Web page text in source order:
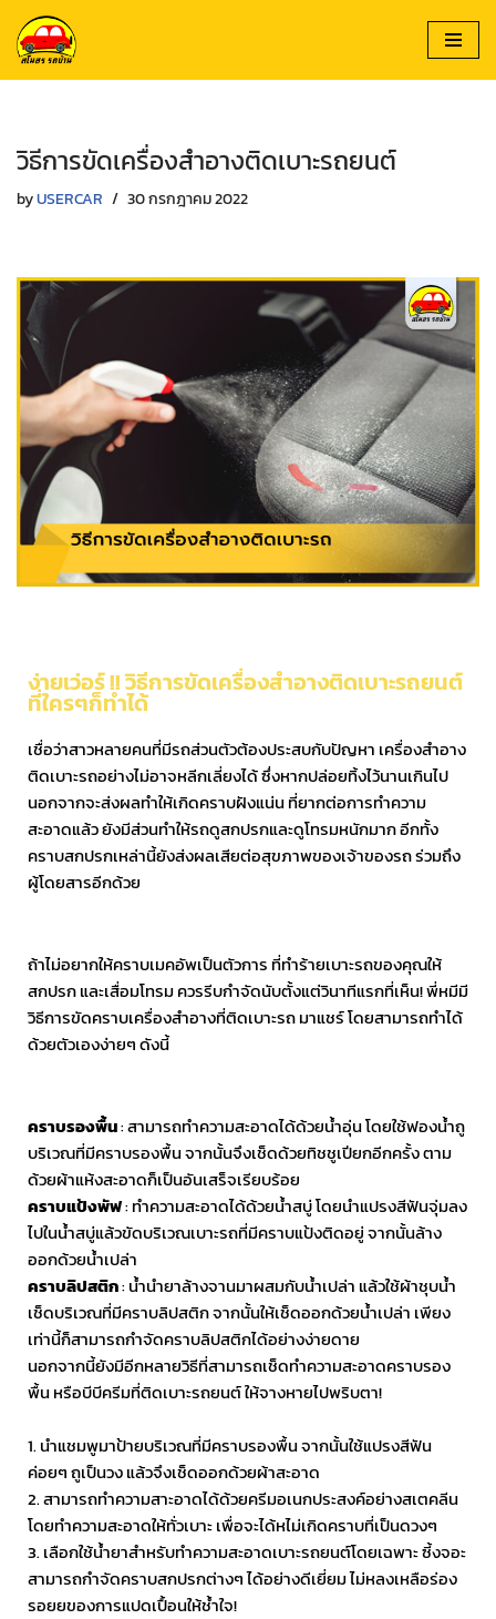
Skip
to
วิธีการขัดเครื่องสำอางติดเบาะรถยนต์
byUSERCAR 30 กรกฎาคม 2022
ง่ายเว่อร์ !! วิธีการขัดเครื่องสำอางติดเบาะรถยนต์
ที่ใครๆก็ทำได้
เชื่อว่าสาวหลายคนที่มีรถส่วนตัวต้องประสบกับปัญหา เครื่องสำอาง
ติดเบาะรถอย่างไม่อาจหลีกเลี่ยงได้ ซึ่งหากปล่อยทิ้งไว้นานเกินไป
นอกจากจะส่งผลทำให้เกิดคราบฝังแน่น ที่ยากต่อการทำความ
สะอาดแล้ว ยังมีส่วนทำให้รถดูสกปรกและดูโทรมหนักมาก อีกทั้ง
คราบสกปรกเหล่านี้ยังส่งผลเสียต่อสุขภาพของเจ้าของรถ ร่วมถึง
ผู้โดยสารอีกด้วย
ถ้าไม่อยากให้คราบเมคอัพเป็นตัวการ ที่ทำร้ายเบาะรถของคุณให้
สกปรก และเสื่อมโทรม ควรรีบกำจัดนับตั้งแต่วินาทีแรกที่เห็น! พี่หมีมี
วิธีการขัดคราบเครื่องสำอางที่ติดเบาะรถ มาแชร์ โดยสามารถทำได้
ด้วยตัวเองง่ายๆ ดังนี้
คราบรองพื้น: สามารถทำความสะอาดได้ด้วยน้ำอุ่น โดยใช้ฟองน้ำถู
บริเวณที่มีคราบรองพื้น จากนั้นจึงเช็ดด้วยทิชชูเปียกอีกครั้ง ตาม
ด้วยผ้าแห้งสะอาดก็เป็นอันเสร็จเรียบร้อย
คราบแป้งพัฟ: ทำความสะอาดได้ด้วยน้ำสบู่ โดยนำแปรงสีฟันจุ่มลง
ไปในน้ำสบู่แล้วขัดบริเวณเบาะรถที่มีคราบแป้งติดอยู่ จากนั้นล้าง
ออกด้วยน้ำเปล่า
คราบลิปสติก: น้ำนำยาล้างจานมาผสมกับน้ำเปล่า แล้วใช้ผ้าชุบน้ำ
เช็ดบริเวณที่มีคราบลิปสติก จากนั้นให้เช็ดออกด้วยน้ำเปล่า เพียง
เท่านี้ก็สามารถกำจัดคราบลิปสติกได้อย่างง่ายดาย
นอกจากนี้ยังมีอีกหลายวิธีที่สามารถเช็ดทำความสะอาดคราบรอง
พื้น หรือบีบีครีมที่ติดเบาะรถยนต์ ให้จางหายไปพริบตา!
1. นำแชมพูมาป้ายบริเวณที่มีคราบรองพื้น จากนั้นใช้แปรงสีฟัน
ค่อยๆ ถูเป็นวง แล้วจึงเช็ดออกด้วยผ้าสะอาด
2. สามารถทำความสาะอาดได้ด้วยครีมอเนกประสงค์อย่างสเตคลีน
โดยทำความสะอาดให้ทั่วเบาะ เพื่อจะได้หไม่เกิดคราบที่เป็นดวงๆ
3. เลือกใช้น้ำยาสำหรับทำความสะอาดเบาะรถยนต์โดยเฉพาะ ซี้งจอะ
สามารถกำจัดคราบสกปรกต่างๆ ได้อย่างดีเยี่ยม ไม่หลงเหลือร่อง
รอยยของการแปดเปื้อนให้ช้ำใจ!